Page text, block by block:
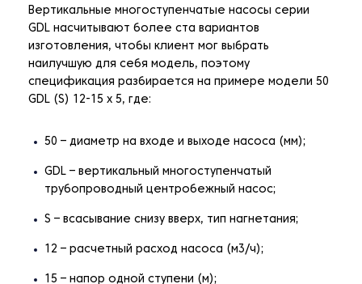
Вертикальные многоступенчатые насосы серии
GDL насчитывают более ста вариантов
изготовления, чтобы клиент мог выбрать
наилучшую для себя модель, поэтому
спецификация разбирается на примере модели 50
GDL (S) 12-15 x 5, где:
50 – диаметр на входе и выходе насоса (мм);
GDL – вертикальный многоступенчатый
трубопроводный центробежный насос;
S – всасывание снизу вверх, тип нагнетания;
12 – расчетный расход насоса (м3/ч);
15 – напор одной ступени (м);